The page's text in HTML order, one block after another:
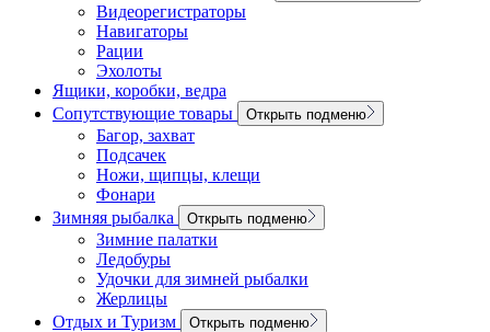
Видеорегистраторы
Навигаторы
Рации
Эхолоты
Ящики, коробки, ведра
Сопутствующие товары
Открыть подменю
Багор, захват
Подсачек
Ножи, щипцы, клещи
Фонари
Зимняя рыбалка
Открыть подменю
Зимние палатки
Ледобуры
Удочки для зимней рыбалки
Жерлицы
Отдых и Туризм
Открыть подменю